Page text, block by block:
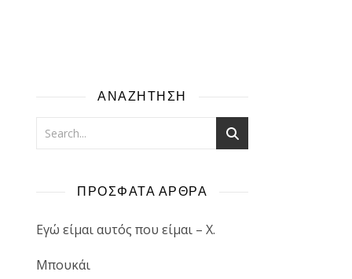
ΑΝΑΖΗΤΗΣΗ
ΠΡΟΣΦΑΤΑ ΑΡΘΡΑ
Εγώ είμαι αυτός που είμαι – Χ.
Μπουκάι